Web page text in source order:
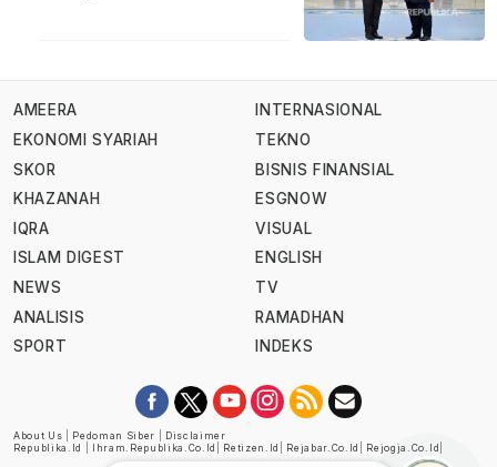
AMEERA
EKONOMI SYARIAH
SKOR
KHAZANAH
IQRA
ISLAM DIGEST
NEWS
ANALISIS
SPORT
INTERNASIONAL
TEKNO
BISNIS FINANSIAL
ESGNOW
VISUAL
ENGLISH
TV
RAMADHAN
INDEKS
About Us Pedoman Siber
Disclaimer
Republika.id
Ihram.republika.co.id Retizen.id Rejabar.co.id Rejogja.co.id